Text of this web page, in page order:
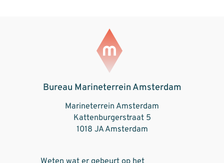
Bureau Marineterrein Amsterdam
Marineterrein Amsterdam
Kattenburgerstraat 5
1018 JA Amsterdam